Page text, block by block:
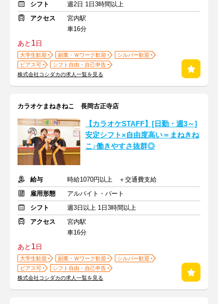
シフト
週2日 1日3時間以上
アクセス
宮内駅
車16分
あと 1日
大学生歓迎 副業・Ｗワーク歓迎
シルバー歓迎
ピアス可
シフト自由・自己申告
株式会社コシダカの求人一覧を見る
カラオケまねきねこ 長岡古正寺店
【カラオケSTAFF】[日勤・週3～]
安定シフト×自由度高い＝まねきね
こ♪働きやすさ抜群◎
給与
時給1070円以上 ＋交通費支給
雇用形態
アルバイト・パート
シフト
週3日以上 1日3時間以上
アクセス
宮内駅
車16分
あと 1日
大学生歓迎 副業・Ｗワーク歓迎
シルバー歓迎
ピアス可
シフト自由・自己申告
株式会社コシダカの求人一覧を見る